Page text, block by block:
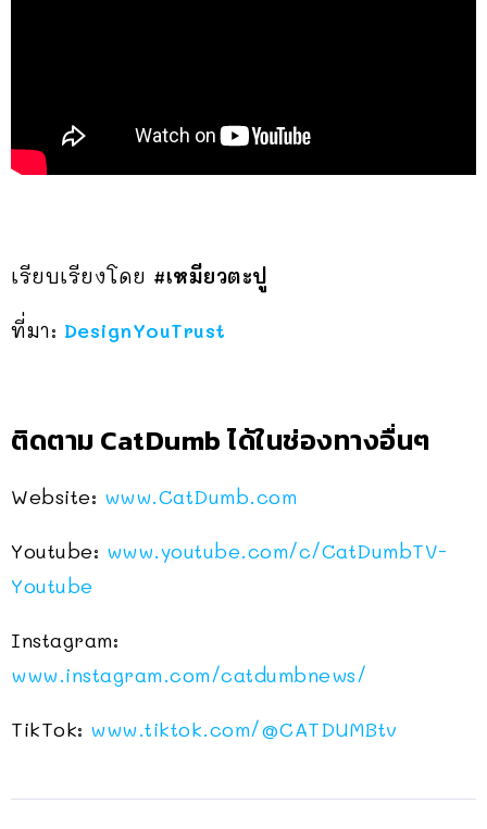
เรียบเรียงโดย #เหมียวตะปู
ที่มา: DesignYouTrust
ติดตาม CatDumb ได้ในช่องทางอื่นๆ
Website: www.CatDumb.com
Youtube: www.youtube.com/c/CatDumbTV-
Youtube
Instagram:
www.instagram.com/catdumbnews/
TikTok: www.tiktok.com/@CATDUMBtv